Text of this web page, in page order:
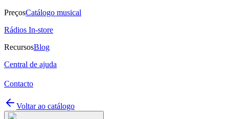
PreçosCatálogo musical
Rádios In-store
RecursosBlog
Central de ajuda
Contacto
Voltar ao catálogo